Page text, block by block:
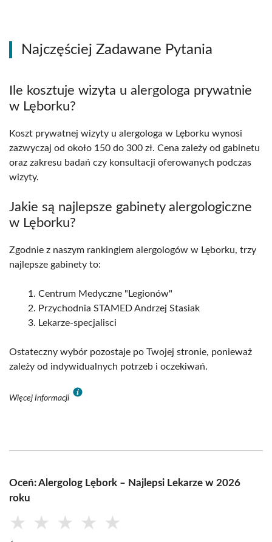
Najczęściej Zadawane Pytania
Ile kosztuje wizyta u alergologa prywatnie
w Lęborku?
Koszt prywatnej wizyty u alergologa w Lęborku wynosi
zazwyczaj od około 150 do 300 zł. Cena zależy od gabinetu
oraz zakresu badań czy konsultacji oferowanych podczas
wizyty.
Jakie są najlepsze gabinety alergologiczne
w Lęborku?
Zgodnie z naszym rankingiem alergologów w Lęborku, trzy
najlepsze gabinety to:
Centrum Medyczne "Legionów"
Przychodnia STAMED Andrzej Stasiak
Lekarze-specjalisci
Ostateczny wybór pozostaje po Twojej stronie, ponieważ
zależy od indywidualnych potrzeb i oczekiwań.
Więcej Informacji
Oceń: Alergolog Lębork – Najlepsi Lekarze w 2026
roku
★ ★ ★ ★ ★